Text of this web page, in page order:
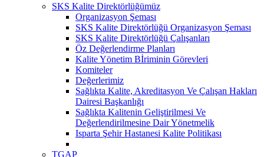
SKS Kalite Direktörlüğümüz
Organizasyon Şeması
SKS Kalite Direktörlüğü Organizasyon Şeması
SKS Kalite Direktörlüğü Çalışanları
Öz Değerlendirme Planları
Kalite Yönetim Bİriminin Görevleri
Komiteler
Değerlerimiz
Sağlıkta Kalite, Akreditasyon Ve Çalışan Hakları
Dairesi Başkanlığı
Sağlıkta Kalitenin Geliştirilmesi Ve
Değerlendirilmesine Dair Yönetmelik
Isparta Şehir Hastanesi Kalite Politikası
TGAP